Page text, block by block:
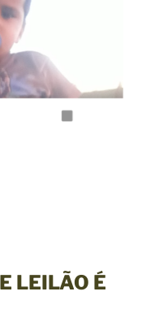
LEILÃO É